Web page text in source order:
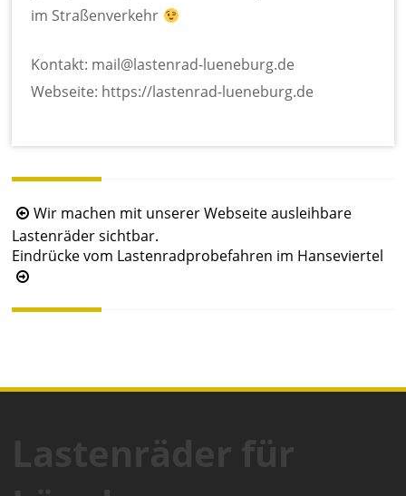
im Straßenverkehr
Kontakt: mail@lastenrad-lueneburg.de
Webseite: https://lastenrad-lueneburg.de
B
e
i
t
r
s
Wir machen mit unserer Webseite ausleihbare
Lastenräder sichtbar.
Eindrücke vom Lastenradprobefahren im Hanseviertel
Lastenräder für